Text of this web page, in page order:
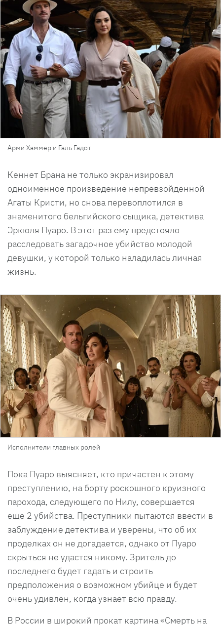
Арми Хаммер и Галь Гадот
Кеннет Брана не только экранизировал
одноименное произведение непревзойденной
Агаты Кристи, но снова перевоплотился в
знаменитого бельгийского сыщика, детектива
Эркюля Пуаро. В этот раз ему предстояло
расследовать загадочное убийство молодой
девушки, у которой только наладилась личная
жизнь.
Исполнители главных ролей
Пока Пуаро выясняет, кто причастен к этому
преступлению, на борту роскошного круизного
парохода, следующего по Нилу, совершается
еще 2 убийства. Преступники пытаются ввести в
заблуждение детектива и уверены, что об их
проделках он не догадается, однако от Пуаро
скрыться не удастся никому. Зритель до
последнего будет гадать и строить
предположения о возможном убийце и будет
очень удивлен, когда узнает всю правду.
В России в широкий прокат картина «Смерть на